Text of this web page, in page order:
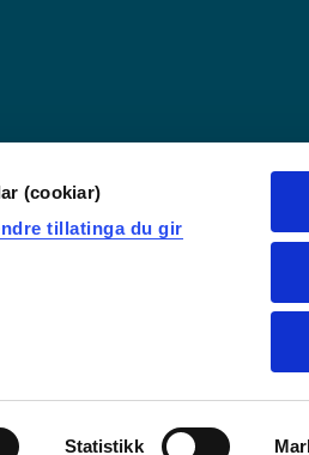
(cookiar)
tillatinga du gir
Statistikk